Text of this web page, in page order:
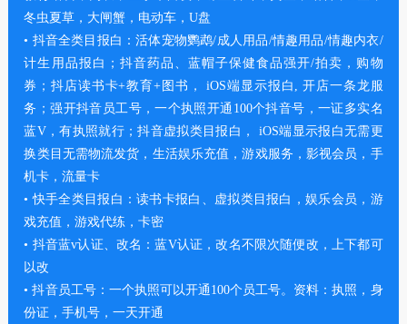
冬虫夏草，大闸蟹，电动车，U盘
• 抖音全类目报白：活体宠物鹦鹉/成人用品/情趣用品/情趣内衣/
计生用品报白；抖音药品、蓝帽子保健食品强开/拍卖，购物
券；抖店读书卡+教育+图书， iOS端显示报白, 开店一条龙服
务；强开抖音员工号，一个执照开通100个抖音号，一证多实名
蓝V，有执照就行；抖音虚拟类目报白， iOS端显示报白无需更
换类目无需物流发货，生活娱乐充值，游戏服务，影视会员，手
机卡，流量卡
• 快手全类目报白：读书卡报白、虚拟类目报白，娱乐会员，游
戏充值，游戏代练，卡密
• 抖音蓝v认证、改名：蓝V认证，改名不限次随便改，上下都可
以改
• 抖音员工号：一个执照可以开通100个员工号。资料：执照，身
份证，手机号，一天开通